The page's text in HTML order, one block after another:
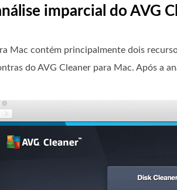
imparcial do AVG
Mac contém principalmente dois
do AVG Cleaner para Mac. Após a